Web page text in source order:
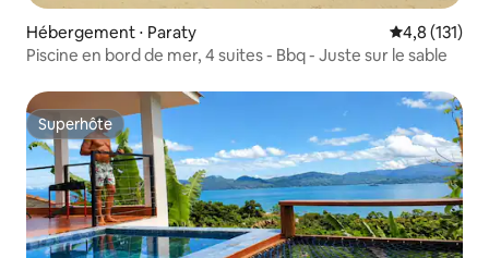
Hébergement ⋅ Paraty Évaluation
4,8 (131)
Piscine en bord de mer, 4 suites - Bbq - Juste sur le sable
Superhôte
Superhôte